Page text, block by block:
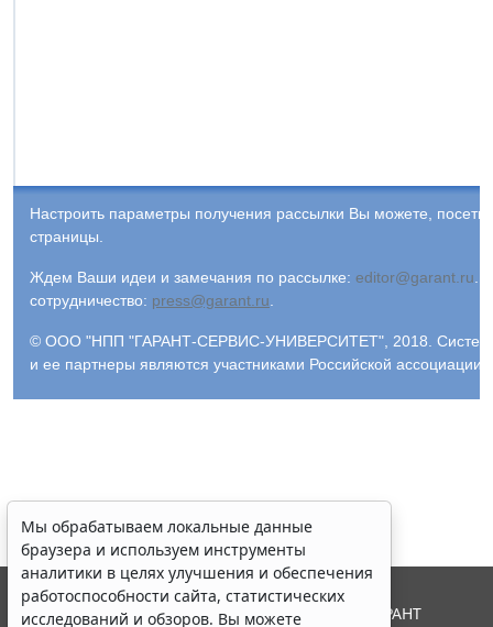
Настроить параметры получения рассылки Вы можете,
страницы.
Ждем Ваши идеи и замечания по рассылке: editor@garant.ru
сотрудничество: press@garant.ru
© ООО "НПП "ГАРАНТ-СЕРВИС-УНИВЕРСИТЕТ", 2018. Система
и ее партнеры являются участниками Российской
Мы обрабатываем локальные данные
браузера и используем инструменты
аналитики в целях улучшения и обеспечения
работоспособности сайта, статистических
исследований и обзоров. Вы можете
© ООО "НПП "ГАРАНТ-СЕРВИС", 2026. Система ГАРАНТ